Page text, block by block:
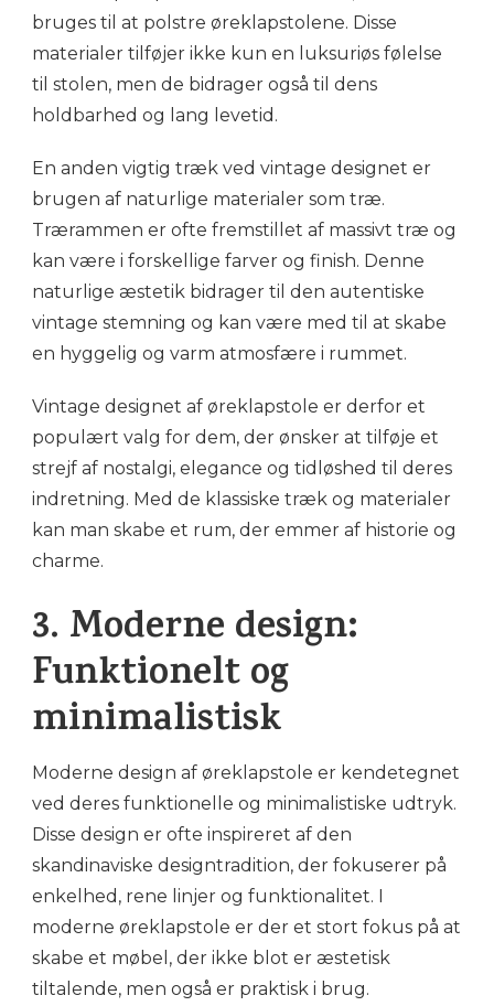
bruges til at polstre øreklapstolene. Disse
materialer tilføjer ikke kun en luksuriøs følelse
til stolen, men de bidrager også til dens
holdbarhed og lang levetid.
En anden vigtig træk ved vintage designet er
brugen af naturlige materialer som træ.
Trærammen er ofte fremstillet af massivt træ og
kan være i forskellige farver og finish. Denne
naturlige æstetik bidrager til den autentiske
vintage stemning og kan være med til at skabe
en hyggelig og varm atmosfære i rummet.
Vintage designet af øreklapstole er derfor et
populært valg for dem, der ønsker at tilføje et
strejf af nostalgi, elegance og tidløshed til deres
indretning. Med de klassiske træk og materialer
kan man skabe et rum, der emmer af historie og
charme.
3. Moderne design:
Funktionelt og
minimalistisk
Moderne design af øreklapstole er kendetegnet
ved deres funktionelle og minimalistiske udtryk.
Disse design er ofte inspireret af den
skandinaviske designtradition, der fokuserer på
enkelhed, rene linjer og funktionalitet. I
moderne øreklapstole er der et stort fokus på at
skabe et møbel, der ikke blot er æstetisk
tiltalende, men også er praktisk i brug.